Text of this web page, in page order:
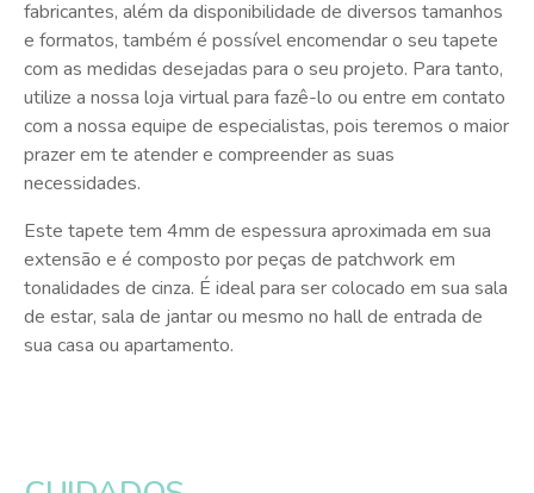
fabricantes, além da disponibilidade de diversos tamanhos
e formatos, também é possível encomendar o seu tapete
com as medidas desejadas para o seu projeto. Para tanto,
utilize a nossa loja virtual para fazê-lo ou entre em contato
com a nossa equipe de especialistas, pois teremos o maior
prazer em te atender e compreender as suas
necessidades.
Este tapete tem 4mm de espessura aproximada em sua
extensão e é composto por peças de patchwork em
tonalidades de cinza. É ideal para ser colocado em sua sala
de estar, sala de jantar ou mesmo no hall de entrada de
sua casa ou apartamento.